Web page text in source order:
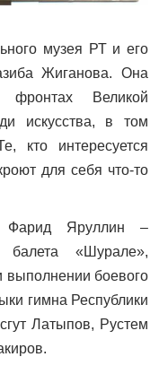
музея РТ и его
Жиганова. Она
Великой
искусства, в том
кто интересуется
для себя что-то
Фарид Яруллин –
балета «Шурале»,
выполнении боевого
гимна Республики
Латыпов, Рустем